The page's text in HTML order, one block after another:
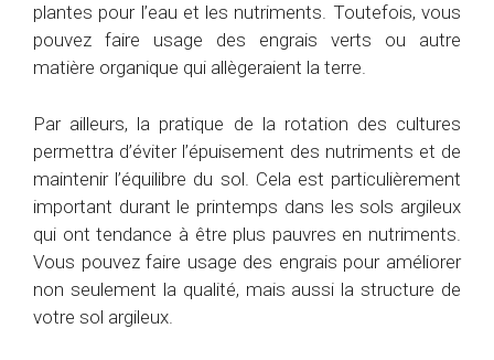
plantes pour l’eau et les nutriments. Toutefois, vous
pouvez faire usage des engrais verts ou autre
matière organique qui allègeraient la terre.
Par ailleurs, la pratique de la rotation des cultures
permettra d’éviter l’épuisement des nutriments et de
maintenir l’équilibre du sol. Cela est particulièrement
important durant le printemps dans les sols argileux
qui ont tendance à être plus pauvres en nutriments.
Vous pouvez faire usage des engrais pour améliorer
non seulement la qualité, mais aussi la structure de
votre sol argileux.